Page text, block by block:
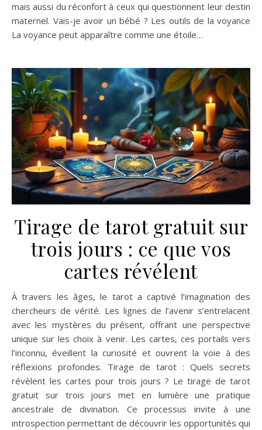
mais aussi du réconfort à ceux qui questionnent leur destin
maternel. Vais-je avoir un bébé ? Les outils de la voyance
La voyance peut apparaître comme une étoile…
Tirage de tarot gratuit sur
trois jours : ce que vos
cartes révélent
À travers les âges, le tarot a captivé l’imagination des
chercheurs de vérité. Les lignes de l’avenir s’entrelacent
avec les mystères du présent, offrant une perspective
unique sur les choix à venir. Les cartes, ces portails vers
l’inconnu, éveillent la curiosité et ouvrent la voie à des
réflexions profondes. Tirage de tarot : Quels secrets
révèlent les cartes pour trois jours ? Le tirage de tarot
gratuit sur trois jours met en lumière une pratique
ancestrale de divination. Ce processus invite à une
introspection permettant de découvrir les opportunités qui